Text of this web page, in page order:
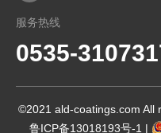
服务热线
0535-
©2021 ald-coatings.com All
鲁ICP备13018193号-1 |